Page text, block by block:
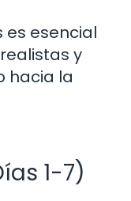
esencial
y
hacia la
1-7)